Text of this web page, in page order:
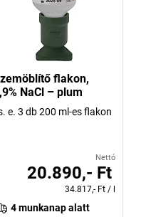
flakon,
NaCl – plum
e. 3 db 200 ml-es flakon
Nettó
20.890,- Ft
34.817,- Ft /
4 munkanap alatt